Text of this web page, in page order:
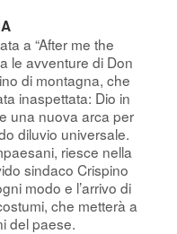
a “After me the
le avventure di Don
di montagna, che
inaspettata: Dio in
una nuova arca per
diluvio universale.
riesce nella
sindaco Crispino
modo e l’arrivo di
che metterà a
del paese.